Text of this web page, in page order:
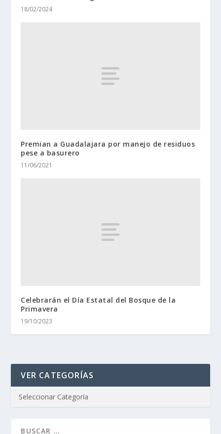
18/02/2024
Premian a Guadalajara por manejo de residuos
pese a basurero
11/06/2021
Celebrarán el Día Estatal del Bosque de la
Primavera
19/10/2023
VER CATEGORÍAS